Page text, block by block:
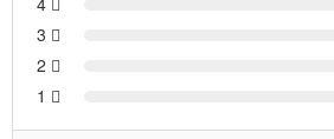
3
2
1